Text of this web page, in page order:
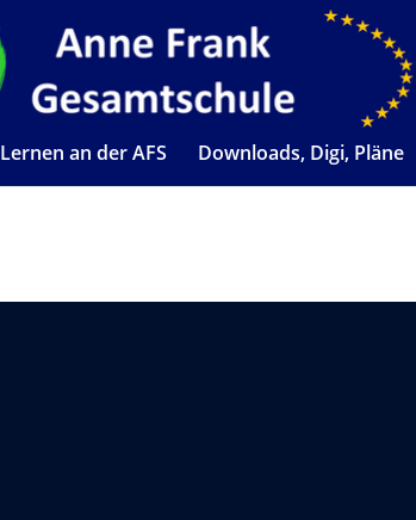
Lernen an der AFS Downloads, Digi, Pläne